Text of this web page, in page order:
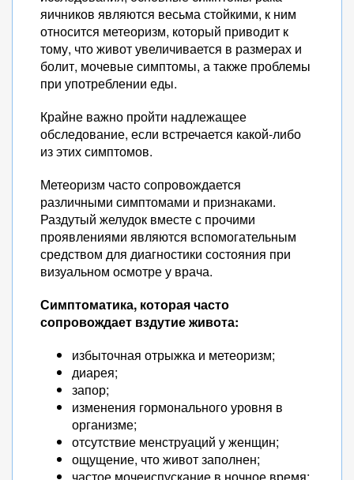
яичников являются весьма стойкими, к ним
относится метеоризм, который приводит к
тому, что живот увеличивается в размерах и
болит, мочевые симптомы, а также проблемы
при употреблении еды.
Крайне важно пройти надлежащее
обследование, если встречается какой-либо
из этих симптомов.
Метеоризм часто сопровождается
различными симптомами и признаками.
Раздутый желудок вместе с прочими
проявлениями являются вспомогательным
средством для диагностики состояния при
визуальном осмотре у врача.
Симптоматика, которая часто
сопровождает вздутие живота:
избыточная отрыжка и метеоризм;
диарея;
запор;
изменения гормонального уровня в
организме;
отсутствие менструаций у женщин;
ощущение, что живот заполнен;